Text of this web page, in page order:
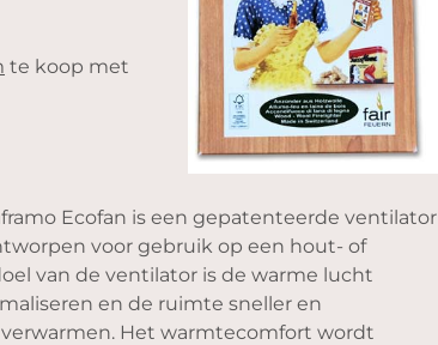
te koop met
Ecofan is een gepatenteerde ventilator
voor gebruik op een hout- of
van de ventilator is de warme lucht
en de ruimte sneller en
Het warmtecomfort wordt